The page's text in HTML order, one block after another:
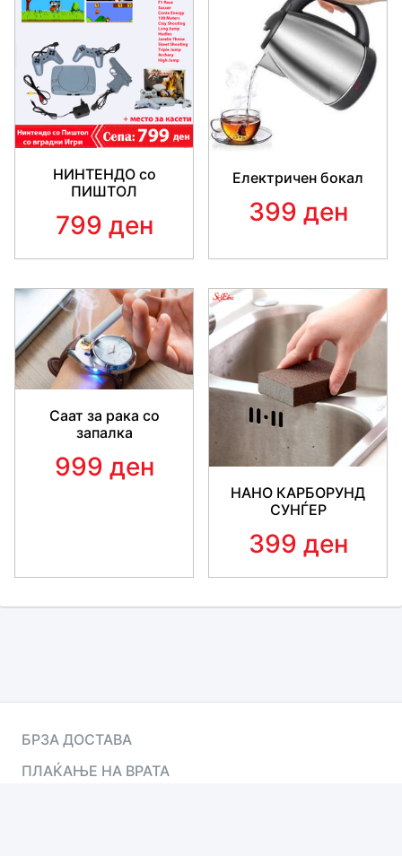
НИНТЕНДО со
ПИШТОЛ
799 ден
Електричен бокал
399 ден
Саат за рака со
запалка
999 ден
НАНО КАРБОРУНД
СУНЃЕР
399 ден
БРЗА ДОСТАВА
ПЛАЌАЊЕ НА ВРАТА